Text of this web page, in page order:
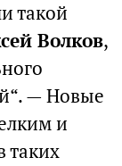
такой
Волков,
— Новые
и
таких